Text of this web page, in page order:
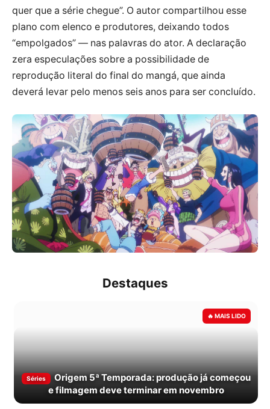
quer que a série chegue”. O autor compartilhou esse
plano com elenco e produtores, deixando todos
“empolgados” — nas palavras do ator. A declaração
zera especulações sobre a possibilidade de
reprodução literal do final do mangá, que ainda
deverá levar pelo menos seis anos para ser concluído.
Destaques
Séries
Origem 5ª Temporada: produção já começou
e filmagem deve terminar em novembro